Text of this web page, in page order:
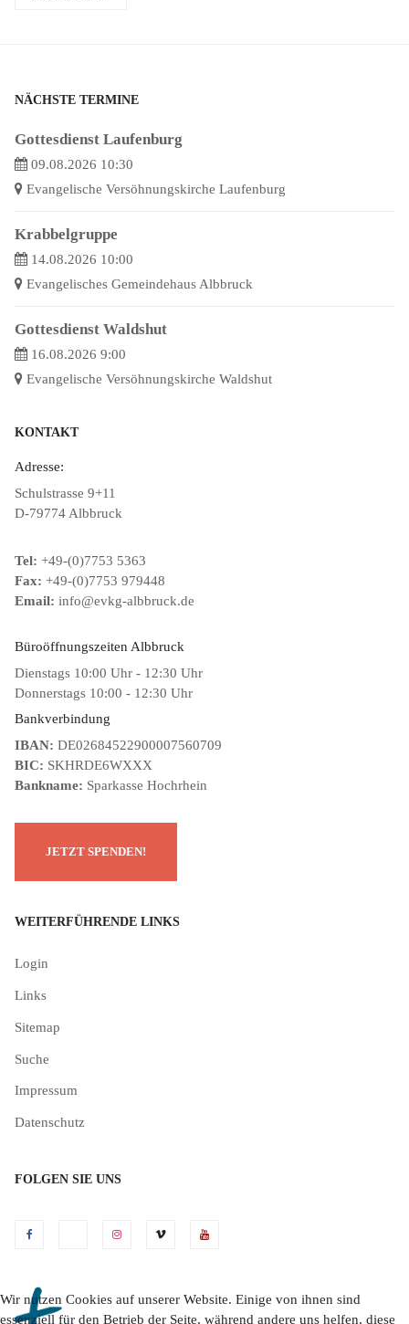
NÄCHSTE TERMINE
Gottesdienst Laufenburg
09.08.2026 10:30
Evangelische Versöhnungskirche Laufenburg
Krabbelgruppe
14.08.2026 10:00
Evangelisches Gemeindehaus Albbruck
Gottesdienst Waldshut
16.08.2026 9:00
Evangelische Versöhnungskirche Waldshut
KONTAKT
Adresse:
Schulstrasse 9+11
D-79774 Albbruck
Tel: +49-(0)7753 5363
Fax: +49-(0)7753 979448
Email: info@evkg-albbruck.de
Büroöffnungszeiten Albbruck
Dienstags 10:00 Uhr - 12:30 Uhr
Donnerstags 10:00 - 12:30 Uhr
Bankverbindung
IBAN: DE02684522900007560709
BIC: SKHRDE6WXXX
Bankname: Sparkasse Hochrhein
WEITERFÜHRENDE LINKS
Login
Links
Sitemap
Suche
Impressum
Datenschutz
FOLGEN SIE UNS
Wir nutzen Cookies auf unserer Website. Einige von ihnen sind
essenziell für den Betrieb der Seite, während andere uns helfen, diese